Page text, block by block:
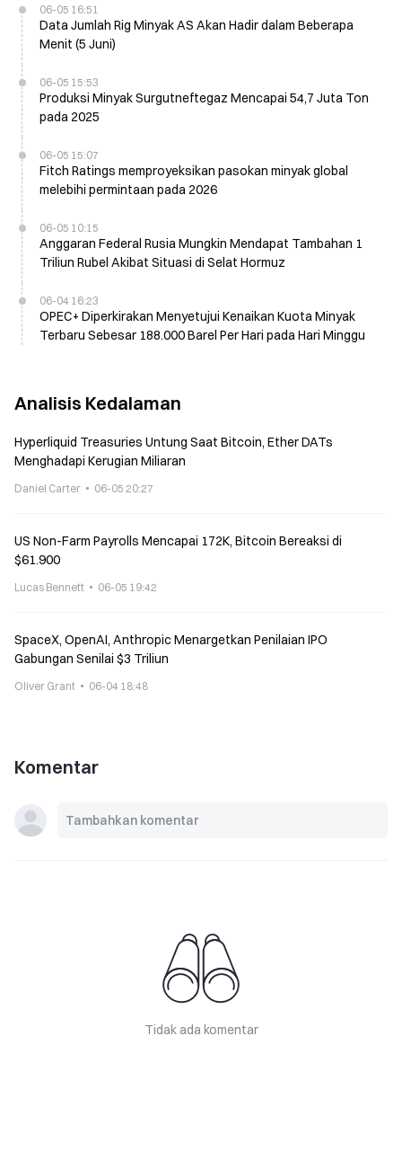
06-05 16:51
Data Jumlah Rig Minyak AS Akan Hadir dalam Beberapa
Menit (5 Juni)
06-05 15:53
Produksi Minyak Surgutneftegaz Mencapai 54,7 Juta Ton
pada 2025
06-05 15:07
Fitch Ratings memproyeksikan pasokan minyak global
melebihi permintaan pada 2026
06-05 10:15
Anggaran Federal Rusia Mungkin Mendapat Tambahan 1
Triliun Rubel Akibat Situasi di Selat Hormuz
06-04 16:23
OPEC+ Diperkirakan Menyetujui Kenaikan Kuota Minyak
Terbaru Sebesar 188.000 Barel Per Hari pada Hari Minggu
Analisis Kedalaman
Hyperliquid Treasuries Untung Saat Bitcoin, Ether DATs
Menghadapi Kerugian Miliaran
Daniel Carter 06-05 20:27
US Non-Farm Payrolls Mencapai 172K, Bitcoin Bereaksi di
$61.900
Lucas Bennett 06-05 19:42
SpaceX, OpenAI, Anthropic Menargetkan Penilaian IPO
Gabungan Senilai $3 Triliun
Oliver Grant 06-04 18:48
Komentar
Tidak ada komentar